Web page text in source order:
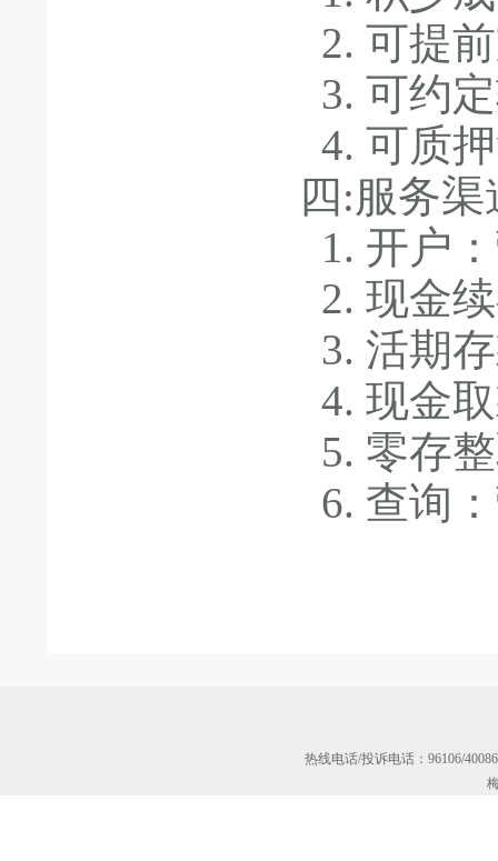
2. 可提
3. 可约
4. 可质
四:服务渠
1. 开户
2. 现金
3. 活期
4. 现金
5. 零存
6. 查询
热线电话/投诉电话：96106/